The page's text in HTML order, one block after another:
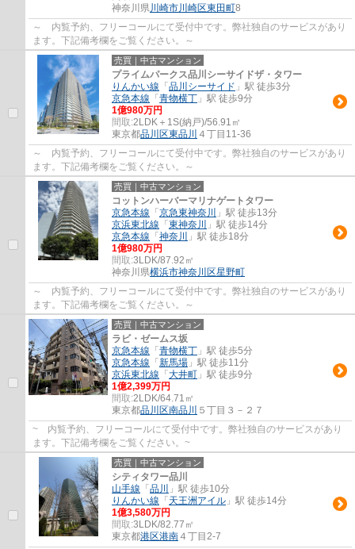
神奈川県川崎市川崎区東田町8
～ 内覧予約、フリーコールにて受付中です。弊社独自のサービスがあり
ます。下記備考欄をご覧ください。～
売買｜中古マンション
プライムパークス品川シーサイドザ・タワー
りんかい線 「 品川シーサイド 」駅 徒歩3分
京急本線 「 青物横丁 」駅 徒歩9分
1億980万円
間取:2LDK＋1S(納戸)/56.91㎡
東京都品川区東品川 ４丁目11-36
～ 内覧予約、フリーコールにて受付中です。弊社独自のサービスがあり
ます。下記備考欄をご覧ください。～
売買｜中古マンション
コットンハーバーマリナゲートタワー
京急本線 「 京急東神奈川
」駅 徒歩13分
京浜東北線 「 東神奈川
」駅 徒歩14分
京急本線 「 神奈川
」駅 徒歩18分
1億980万円
間取:3LDK/87.92㎡
神奈川県横浜市神奈川区星野町
～ 内覧予約、フリーコールにて受付中です。弊社独自のサービスがあり
ます。下記備考欄をご覧ください。～
売買｜中古マンション
ラビ・ゼームス坂
京急本線 「 青物横丁 」駅 徒歩5分
京急本線 「 新馬場 」駅 徒歩11分
京浜東北線 「 大井町 」駅 徒歩9分
1億2,399万円
間取:2LDK/64.71㎡
東京都品川区南品川 ５丁目３－２７
~ 内覧予約、フリーコールにて受付中です。弊社独自のサービスがあり
ます。下記備考欄をご覧ください。~
売買｜中古マンション
シティタワー品川
山手線 「 品川
」駅 徒歩10分
りんかい線 「 天王洲アイル 」駅 徒歩14分
1億3,580万円
間取:3LDK/82.77㎡
東京都港区港南 ４丁目2-7